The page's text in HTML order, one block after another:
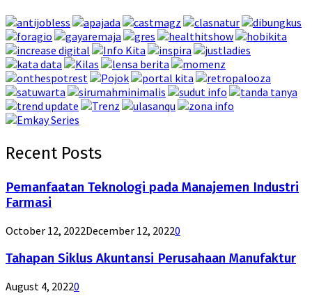
Recent Posts
Pemanfaatan Teknologi pada Manajemen Industri
Farmasi
October 12, 2022December 12, 20220
Tahapan Siklus Akuntansi Perusahaan Manufaktur
August 4, 20220